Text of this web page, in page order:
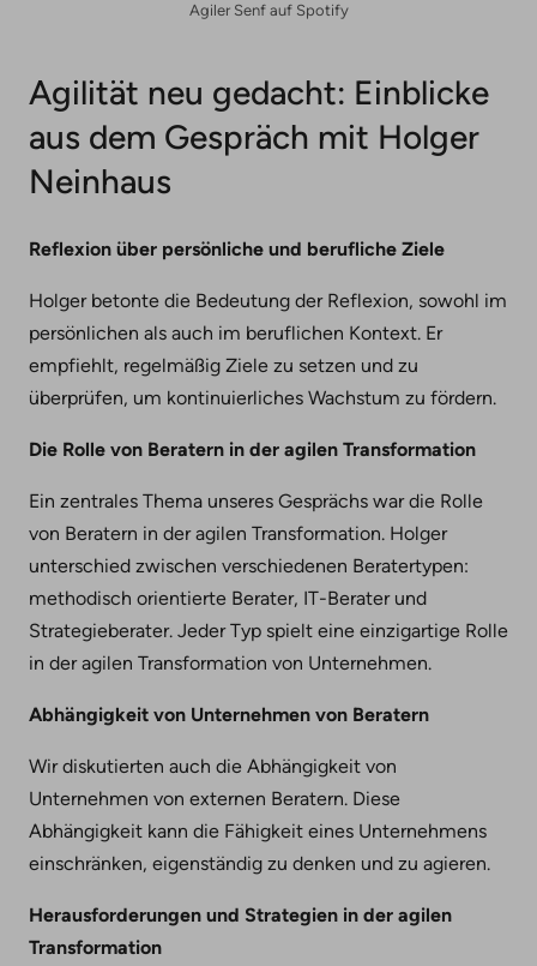
Agiler Senf auf Spotify
Agilität neu gedacht: Einblicke
aus dem Gespräch mit Holger
Neinhaus
Reflexion über persönliche und berufliche Ziele
Holger betonte die Bedeutung der Reflexion, sowohl im
persönlichen als auch im beruflichen Kontext. Er
empfiehlt, regelmäßig Ziele zu setzen und zu
überprüfen, um kontinuierliches Wachstum zu fördern.
Die Rolle von Beratern in der agilen Transformation
Ein zentrales Thema unseres Gesprächs war die Rolle
von Beratern in der agilen Transformation. Holger
unterschied zwischen verschiedenen Beratertypen:
methodisch orientierte Berater, IT-Berater und
Strategieberater. Jeder Typ spielt eine einzigartige Rolle
in der agilen Transformation von Unternehmen.
Abhängigkeit von Unternehmen von Beratern
Wir diskutierten auch die Abhängigkeit von
Unternehmen von externen Beratern. Diese
Abhängigkeit kann die Fähigkeit eines Unternehmens
einschränken, eigenständig zu denken und zu agieren.
Herausforderungen und Strategien in der agilen
Transformation